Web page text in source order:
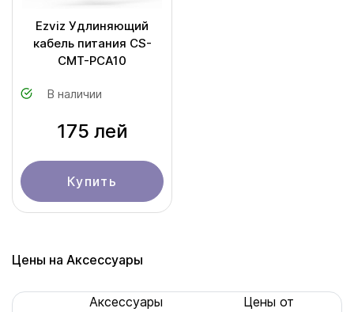
Ezviz Удлиняющий
кабель питания CS-
CMT-PCA10
В наличии
175 лей
Купить
Цены на Аксессуары
Аксессуары
Цены от